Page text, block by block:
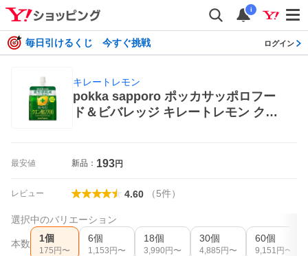
i
毎日引けるくじ 今すぐ挑戦 ログイン
キレートレモン
pokka sapporo ポッカサッポロフー
ド＆ビバレッジ キレートレモン クエ
最安値 新品： 193円
レビュー 4.60 （5件）
選択中のバリエーション
本数 1個
175 円〜
6個
1,153 円〜
18個
3,990 円〜
30個
4,885 円〜
60個
9,151 円〜